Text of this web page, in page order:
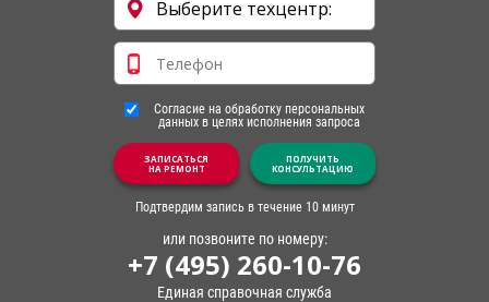
Согласие на обработку персональных
данных в целях исполнения запроса
ЗАПИСАТЬСЯ
НА РЕМОНТ
ПОЛУЧИТЬ
КОНСУЛЬТАЦИЮ
Подтвердим запись в течение 10 минут
или позвоните по номеру:
+7 (495) 260-10-76
Единая справочная служба